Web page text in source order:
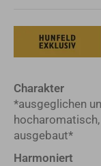
Charakter
*ausgeglichen
ausgebaut*
Harmoniert